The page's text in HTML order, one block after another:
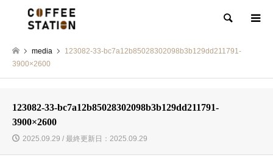
検索
media
123082-33-bc7a12b85028302098b3b129dd211791-
3900×2600
123082-33-bc7a12b85028302098b3b129dd211791-
3900×2600
2025.09.29 / 最終更新日：2025.09.29